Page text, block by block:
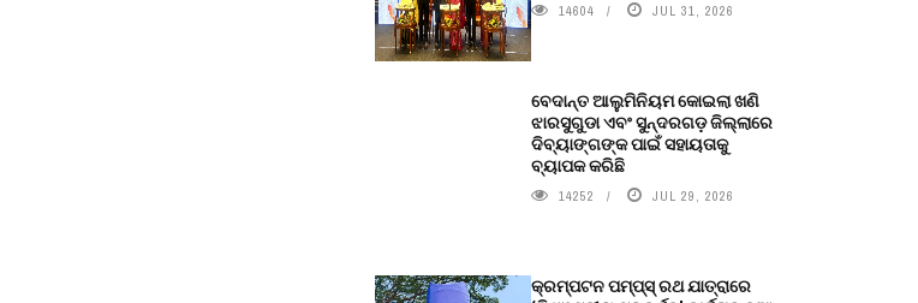
14604 JUL 31, 2026
ବେଦାନ୍ତ ଆଲୁମିନିୟମ କୋଇଲା ଖଣି
ଝାରସୁଗୁଡା ଏବଂ ସୁନ୍ଦରଗଡ଼ ଜିଲ୍ଲାରେ
ଦିବ୍ୟାଙ୍ଗଙ୍କ ପାଇଁ ସହାୟତାକୁ
ବ୍ୟାପକ କରିଛି
14252 JUL 29, 2026
କ୍ରମ୍ପଟନ ପମ୍ପ୍‌ସ୍‌ ରଥ ଯାତ୍ରାରେ